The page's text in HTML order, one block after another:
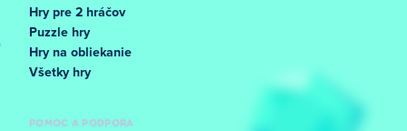
Hry pre 2 hráčov
Puzzle hry
Hry na obliekanie
Všetky hry
POMOC A PODPORA